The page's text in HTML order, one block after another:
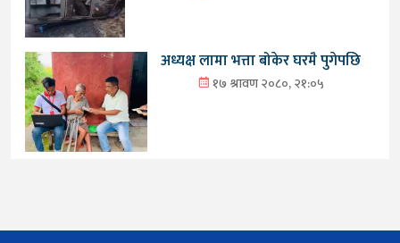
अध्यक्ष लामा भत्ता बोकेर घरमै पुगेपछि
१७ श्रावण २०८०, २१:०५